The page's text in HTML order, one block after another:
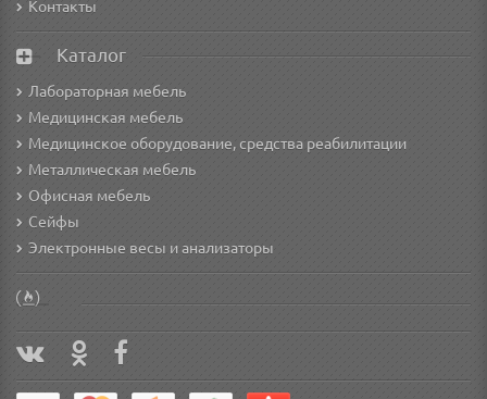
Контакты
Каталог
Лабораторная мебель
Медицинская мебель
Медицинское оборудование, средства реабилитации
Металлическая мебель
Офисная мебель
Сейфы
Электронные весы и анализаторы